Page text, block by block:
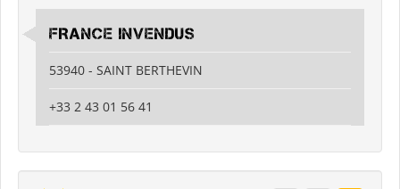
FRANCE INVENDUS
53940 - SAINT BERTHEVIN
+33 2 43 01 56 41